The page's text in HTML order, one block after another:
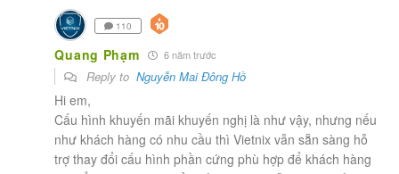
110
Quang Phạm 6 năm trước
Reply toNguyễn Mai Đông Hồ
Hi em,
Cấu hình khuyến mãi khuyến nghị là như vậy, nhưng nếu
như khách hàng có nhu cầu thì Vietnix vẫn sẵn sàng hỗ
trợ thay đổi cấu hình phần cứng phù hợp để khách hàng